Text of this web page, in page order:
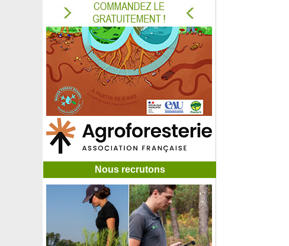
Nous recrutons